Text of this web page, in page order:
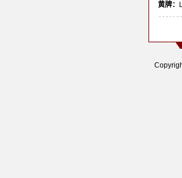
黄牌：